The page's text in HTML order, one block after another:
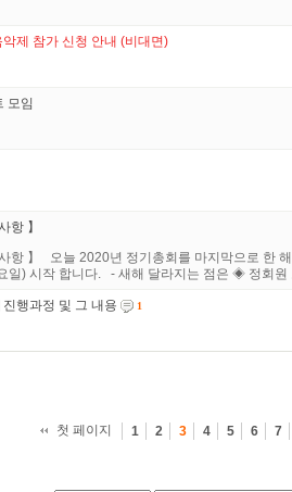
제 참가 신청 안내 (비대면)
모임
항 】
사항 】 오늘 2020년 정기총회를 마지막으로 한
일) 시작 합니다. - 새해 달라지는 점은 ◈ 정회원
행과정 및 그 내용 1
첫 페이지 1 2 3 4 5 6 7